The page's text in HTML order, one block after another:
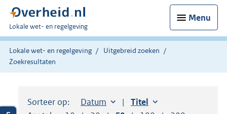
Menu
U
bent
hier:
Lokale wet- en regelgeving
Lokale wet- en regelgeving
Uitgebreid zoeken
Zoekresultaten
Sorteer op: Sorteer op:
Datum aflopendSorteer op:
Titel oplopend